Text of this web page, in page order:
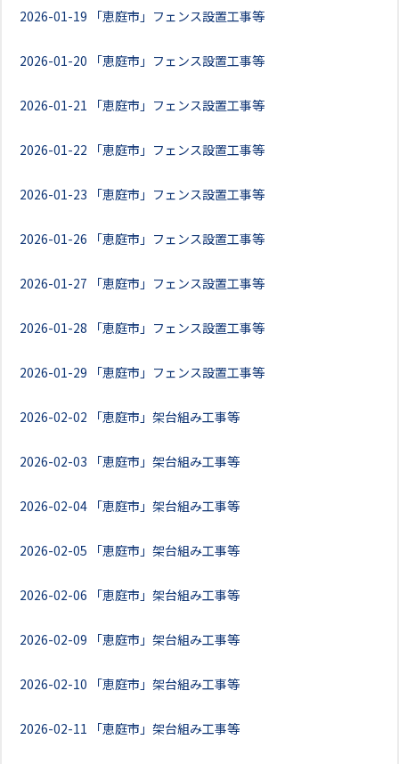
2026-01-19 「恵庭市」フェンス設置工事等
2026-01-20 「恵庭市」フェンス設置工事等
2026-01-21 「恵庭市」フェンス設置工事等
2026-01-22 「恵庭市」フェンス設置工事等
2026-01-23 「恵庭市」フェンス設置工事等
2026-01-26 「恵庭市」フェンス設置工事等
2026-01-27 「恵庭市」フェンス設置工事等
2026-01-28 「恵庭市」フェンス設置工事等
2026-01-29 「恵庭市」フェンス設置工事等
2026-02-02 「恵庭市」架台組み工事等
2026-02-03 「恵庭市」架台組み工事等
2026-02-04 「恵庭市」架台組み工事等
2026-02-05 「恵庭市」架台組み工事等
2026-02-06 「恵庭市」架台組み工事等
2026-02-09 「恵庭市」架台組み工事等
2026-02-10 「恵庭市」架台組み工事等
2026-02-11 「恵庭市」架台組み工事等